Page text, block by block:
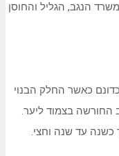
הנגב, הגליל והחוסן
כאשר החלק הבנוי
יהיה בלב החורשה בצמוד ליער.
כשנה עד שנה וחצי.